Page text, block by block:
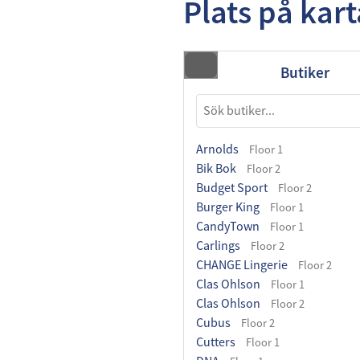
Plats på
Butiker
Arnolds Floor 1
Bik Bok Floor 2
Budget Sport Floor 2
Burger King Floor 1
CandyTown Floor 1
Carlings Floor 2
CHANGE Lingerie Floor 2
Clas Ohlson Floor 1
Clas Ohlson Floor 2
Cubus Floor 2
Cutters Floor 1